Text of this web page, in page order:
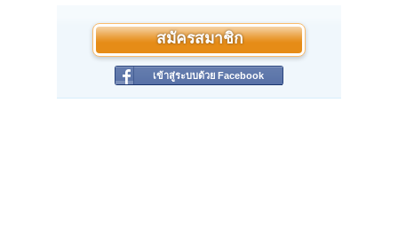
สมัครสมาชิก
เข้าสู่ระบบด้วย Facebook